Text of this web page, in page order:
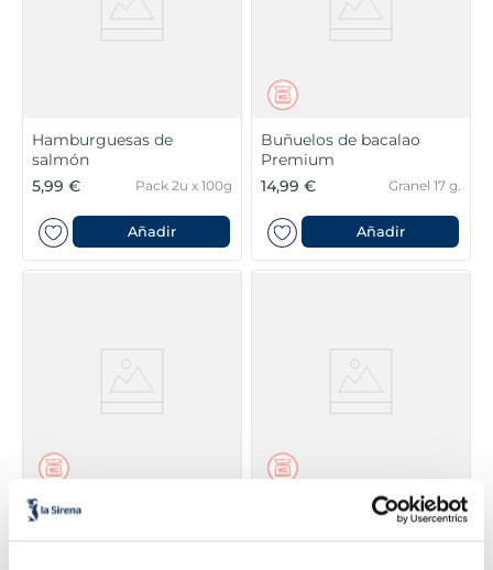
Hamburguesas de
salmón
5,99 €
Pack 2u x 100g
Añadir
Buñuelos de bacalao
Premium
14,99 €
Granel 17 g.
Añadir
Figuritas de merluza
Rabas a la andaluza